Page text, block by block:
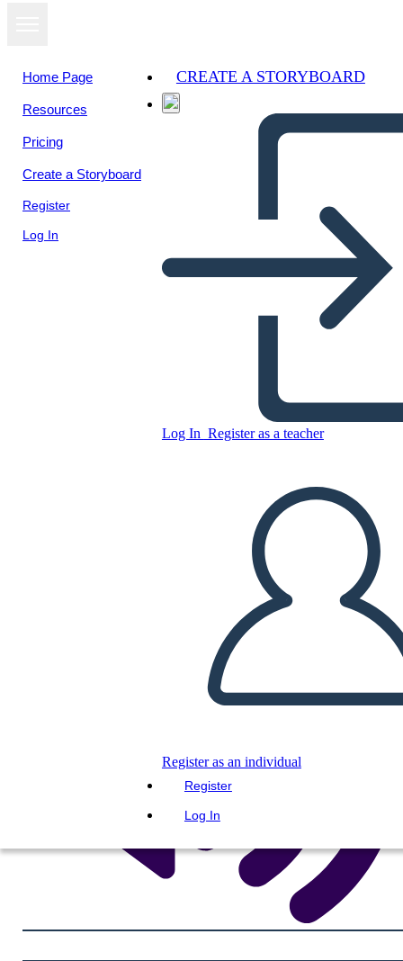
Home Page
Resources
Pricing
Create a Storyboard
Register
Log In
CREATE A STORYBOARD
Log In Register as a teacher
Register as an individual
Register
Log In
Untitled Storyboard
CREATE A STORYBOARD
PLAY SLIDESHOW
READ TO ME
View as
slideshow